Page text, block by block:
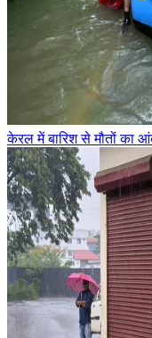
केरल में बारिश से मौतों का